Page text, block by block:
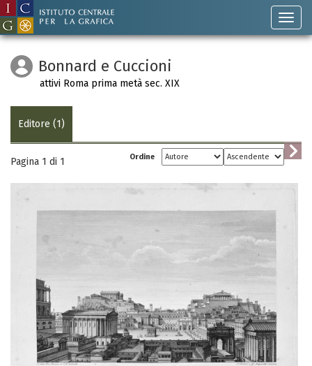
Bonnard e Cuccioni
attivi Roma prima metà sec. XIX
Editore (1)
Pagina 1 di 1 Ordine